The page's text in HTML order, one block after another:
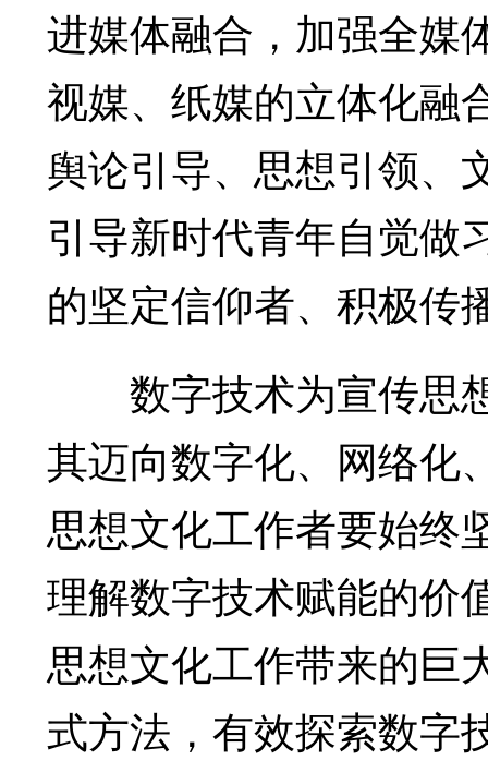
进媒体融合，加强全媒
视媒、纸媒的立体化融
舆论引导、思想引领、
引导新时代青年自觉做
的坚定信仰者、积极传
数字技术为宣传思
其迈向数字化、网络化
思想文化工作者要始终
理解数字技术赋能的价
思想文化工作带来的巨
式方法，有效探索数字